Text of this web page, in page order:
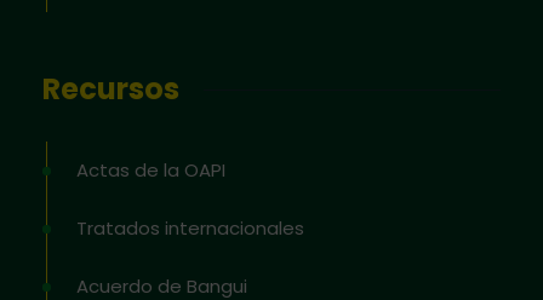
Recursos
Actas de la OAPI
Tratados internacionales
Acuerdo de Bangui